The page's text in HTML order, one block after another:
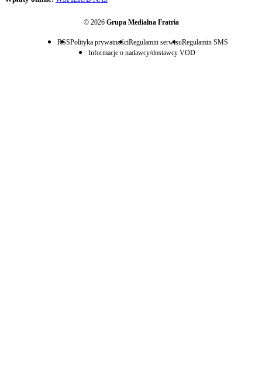
© 2026 Grupa Medialna Fratria
RSSPolityka prywatnościRegulamin serwisuRegulamin SMS
Informacje o nadawcy/dostawcy VOD